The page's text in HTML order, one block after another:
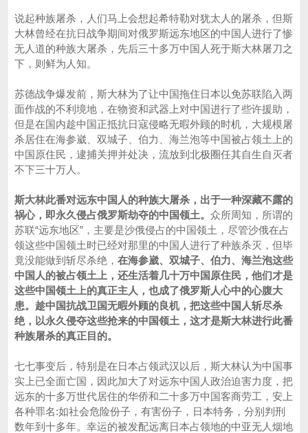
说起种族屠杀，人们马上会想起希特勒对犹太人的屠杀，但斯
大林曾经在抗日战争期间对俄罗斯远东地区的中国人进行了惨
无人道的种族大屠杀，先后三十多万中国人死于斯大林屠刀之
下，则鲜为人知。
苏德战争爆发前，斯大林为了让中国拖住日本以免苏联陷入两
面作战的不利境地，在物资和武器上对中国进行了些许援助，
但是在国内趁中国正抵抗日寇侵略无暇外顾的时机，大规模屠
杀居住在海参崴、双城子、伯力、海兰泡等中国被占领土上的
中国原住民，逮捕关押并处决，流放到北极圈任其自生自灭者
不下三十万人。
斯大林此番对远东中国人的种族大屠杀，出于一种深藏不露的
祸心，即永久侵占俄罗斯劫夺的中国领土。 众所周知，所谓的
苏联“远东地区”，主要是沙俄侵占的中国领土，尽管沙俄在占
领这些中国领土时已经对那里的中国人进行了种族杀灭，但毕
竟没能做到斩尽杀绝， 在海参崴、双城子、伯力、海兰泡这些
中国人的被占领土上，还生活着几十万中国原住民，他们才是
这些中国领土上的真正主人，也成了俄罗斯人心中的心腹大
患。趁中国抗战卫国无暇外顾的良机，把这些中国人斩尽杀
绝，以永久侵夺这些抢来的中国领土，这才是斯大林进行此番
种族屠杀的真正目的。
七七事变后，特别是在日本占领武汉以后，斯大林认为中国事
实上已全面亡国，因此加大了对远东中国人政治迫害力度，把
远东的十多万世代居住的华侨和二十多万中国客商劳工，安上
各种罪名:如社会危险份子，有害份子，日本特务，分别判刑
数年到十多年。幸运的被发配远离日本占领地的中亚无人烟地